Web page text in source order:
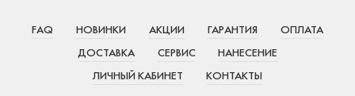
FAQ НОВИНКИ АКЦИИ ГАРАНТИЯ
ОПЛАТА
ДОСТАВКА
СЕРВИС
НАНЕСЕНИЕ
ЛИЧНЫЙ КАБИНЕТ
КОНТАКТЫ